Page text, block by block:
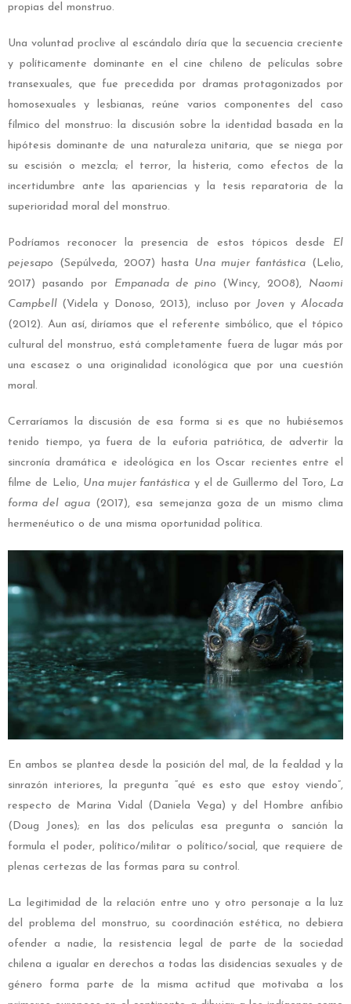
propias del monstruo.
Una voluntad proclive al escándalo diría que la secuencia creciente
y políticamente dominante en el cine chileno de películas sobre
transexuales, que fue precedida por dramas protagonizados por
homosexuales y lesbianas, reúne varios componentes del caso
fílmico del monstruo: la discusión sobre la identidad basada en la
hipótesis dominante de una naturaleza unitaria, que se niega por
su escisión o mezcla; el terror, la histeria, como efectos de la
incertidumbre ante las apariencias y la tesis reparatoria de la
superioridad moral del monstruo.
Podríamos reconocer la presencia de estos tópicos desde El
pejesapo (Sepúlveda, 2007) hasta Una mujer fantástica (Lelio,
2017) pasando por Empanada de pino (Wincy, 2008), Naomi
Campbell (Videla y Donoso, 2013), incluso por Joven yAlocada
(2012). Aun así, diríamos que el referente simbólico, que el tópico
cultural del monstruo, está completamente fuera de lugar más por
una escasez o una originalidad iconológica que por una cuestión
moral.
Cerraríamos la discusión de esa forma si es que no hubiésemos
tenido tiempo, ya fuera de la euforia patriótica, de advertir la
sincronía dramática e ideológica en los Oscar recientes entre el
filme de Lelio, Una mujer fantástica y el de Guillermo del Toro, La
forma del agua(2017), esa semejanza goza de un mismo clima
hermenéutico o de una misma oportunidad política.
En ambos se plantea desde la posición del mal, de la fealdad y la
sinrazón interiores, la pregunta “qué es esto que estoy viendo”,
respecto de Marina Vidal (Daniela Vega) y del Hombre anfibio
(Doug Jones); en las dos películas esa pregunta o sanción la
formula el poder, político/militar o político/social, que requiere de
plenas certezas de las formas para su control.
La legitimidad de la relación entre uno y otro personaje a la luz
del problema del monstruo, su coordinación estética, no debiera
ofender a nadie, la resistencia legal de parte de la sociedad
chilena a igualar en derechos a todas las disidencias sexuales y de
género forma parte de la misma actitud que motivaba a los